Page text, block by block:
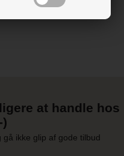
at handle hos
ikke glip af gode tilbud